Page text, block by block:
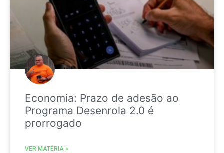
Economia: Prazo de adesão ao
Programa Desenrola 2.0 é
prorrogado
VER MATÉRIA »